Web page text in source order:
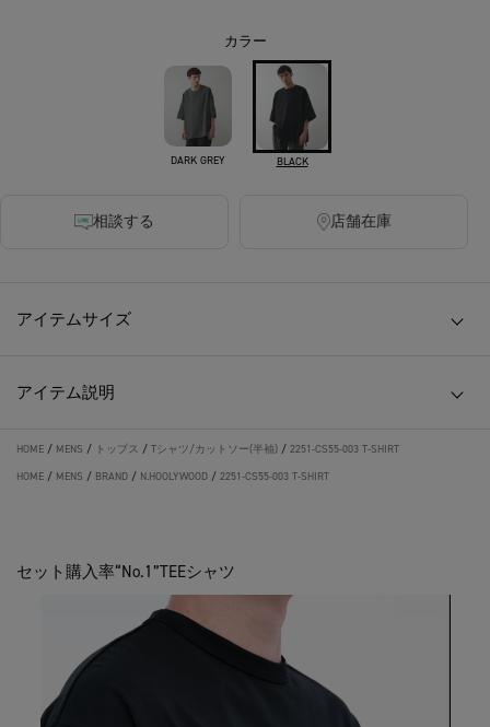
カラー
DARK GREY BLACK
相談する 店舗在庫
アイテムサイズ
アイテム説明
HOME / MENS / トップス / Tシャツ/カットソー(半袖) / 2251-CS55-003 T-SHIRT
HOME / MENS / BRAND / N.HOOLYWOOD / 2251-CS55-003 T-SHIRT
セット購入率“No.1”TEEシャツ